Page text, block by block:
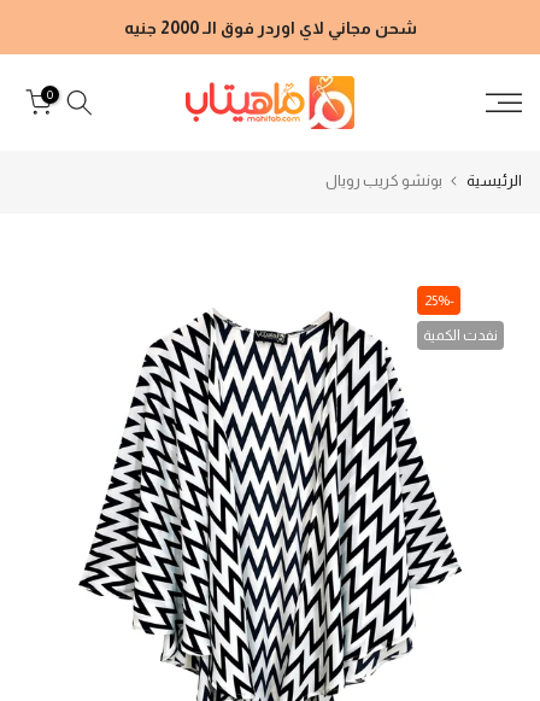
إلى
شحن مجاني لاي اوردر فوق الـ 2000 جنيه
0
الرئيسية بونشو كريب رويال
-25%
نفدت الكمية